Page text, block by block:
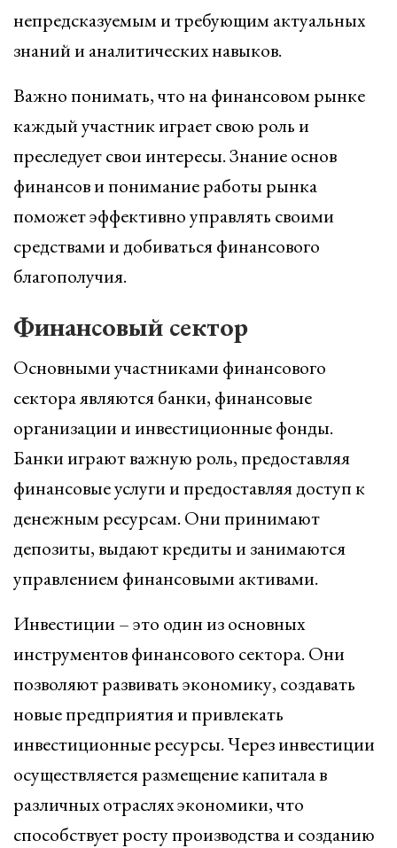
непредсказуемым и требующим актуальных
знаний и аналитических навыков.
Важно понимать, что на финансовом рынке
каждый участник играет свою роль и
преследует свои интересы. Знание основ
финансов и понимание работы рынка
поможет эффективно управлять своими
средствами и добиваться финансового
благополучия.
Финансовый сектор
Основными участниками финансового
сектора являются банки, финансовые
организации и инвестиционные фонды.
Банки играют важную роль, предоставляя
финансовые услуги и предоставляя доступ к
денежным ресурсам. Они принимают
депозиты, выдают кредиты и занимаются
управлением финансовыми активами.
Инвестиции – это один из основных
инструментов финансового сектора. Они
позволяют развивать экономику, создавать
новые предприятия и привлекать
инвестиционные ресурсы. Через инвестиции
осуществляется размещение капитала в
различных отраслях экономики, что
способствует росту производства и созданию